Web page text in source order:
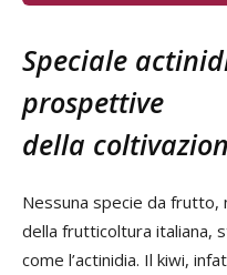
Speciale
prospettive
della
Nessuna specie da frutto,
della frutticoltura italiana,
come l’actinidia. Il kiwi,